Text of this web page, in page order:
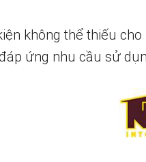
không thể thiếu
ứng nhu cầu sử